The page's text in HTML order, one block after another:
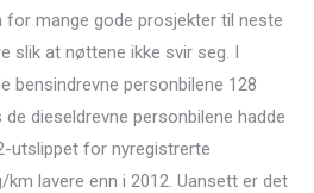
for mange gode prosjekter til neste
slik at nøttene ikke svir seg. I
bensindrevne personbilene 128
dieseldrevne personbilene hadde
utslippet for nyregistrerte
lavere enn i 2012. Uansett er det